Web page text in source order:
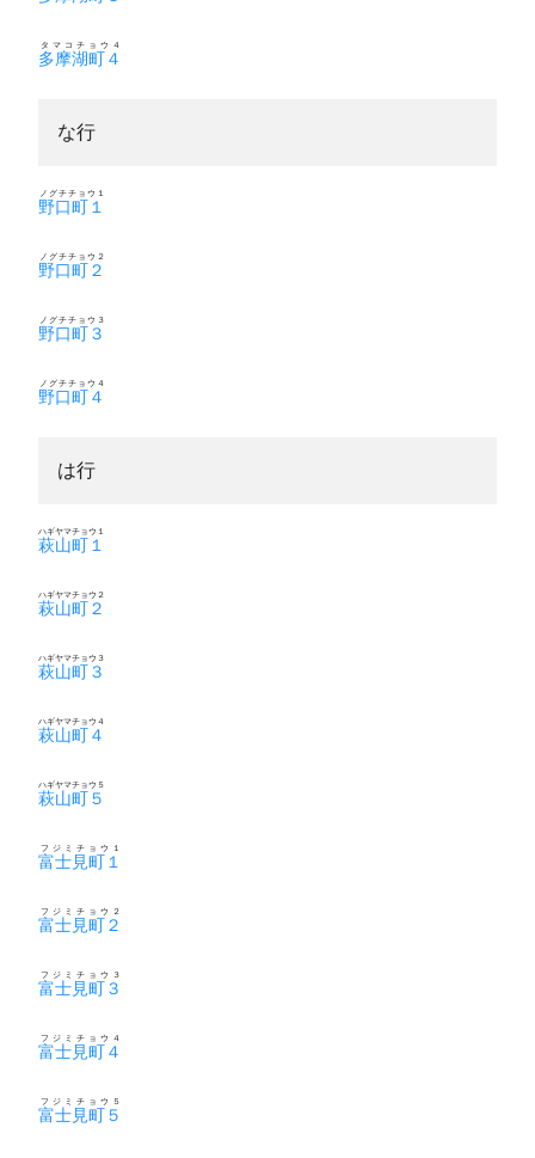
多摩湖町４
タマコチョウ４
な行
野口町１
ノグチチョウ１
野口町２
ノグチチョウ２
野口町３
ノグチチョウ３
野口町４
ノグチチョウ４
は行
萩山町１
ハギヤマチョウ１
萩山町２
ハギヤマチョウ２
萩山町３
ハギヤマチョウ３
萩山町４
ハギヤマチョウ４
萩山町５
ハギヤマチョウ５
富士見町１
フジミチョウ１
富士見町２
フジミチョウ２
富士見町３
フジミチョウ３
富士見町４
フジミチョウ４
富士見町５
フジミチョウ５